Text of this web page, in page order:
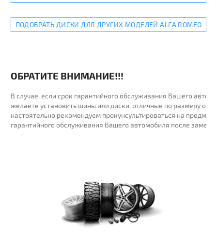
ПОДОБРАТЬ ДИСКИ ДЛЯ ДРУГИХ МОДЕЛЕЙ ALFA ROMEO
ОБРАТИТЕ ВНИМАНИЕ!!!
В случае, если срок гарантийного обслуживания Вашего
желаете установить шины или диски, отличные по размеру от
настоятельно рекомендуем прокунсультироваться на предмет
гарантийного обслуживания Вашего автомобиля после